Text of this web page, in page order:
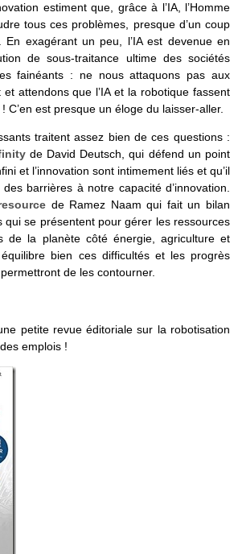
estiment que, grâce à l’IA, l’Homme
tous ces problèmes, presque d’un coup
En exagérant un peu, l’IA est devenue en
de sous-traitance ultime des sociétés
fainéants : ne nous attaquons pas aux
attendons que l’IA et la robotique fassent
C’en est presque un éloge du laisser-aller.
traitent assez bien de ces questions :
de David Deutsch, qui défend un point
et l’innovation sont intimement liés et qu’il
barrières à notre capacité d’innovation.
de Ramez Naam qui fait un bilan
qui se présentent pour gérer les ressources
de la planète côté énergie, agriculture et
bien ces difficultés et les progrès
de les contourner.
petite revue éditoriale sur la robotisation
emplois !